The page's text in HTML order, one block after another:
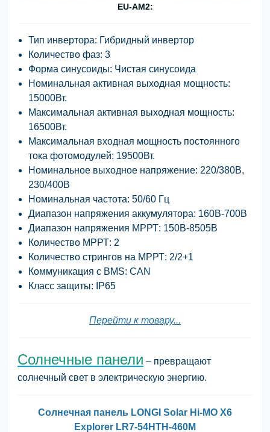
EU-AM2:
Тип инвертора: Гибридный инвертор
Количество фаз: 3
Форма синусоиды: Чистая синусоида
Номинальная активная выходная мощность:
15000Вт.
Максимальная активная выходная мощность:
16500Вт.
Максимальная входная мощность постоянного
тока фотомодулей: 19500Вт.
Номинальное выходное напряжение: 220/380В,
230/400В
Номинальная частота: 50/60 Гц
Диапазон напряжения аккумулятора: 160В-700В
Диапазон напряжения МРРТ: 150В-8505В
Количество МРРТ: 2
Количество стрингов на МРРТ: 2/2+1
Коммуникация с BMS: CAN
Класс защиты: IP65
Перейти к товару...
Солнечные панели – превращают
солнечный свет в электрическую энергию.
Солнечная панель LONGI Solar Hi-MO X6
Explorer LR7-54HTH-460M